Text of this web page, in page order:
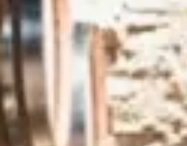
Domaine Chanson
Domaine de Montmain
Veuve Ambal
Cadeau dégustation vin Bourgogne
Carte Cadeau
Cours d'oenologie Beaune
Cours d'oenologie Bourgogne
Cours d'oenologie Dijon